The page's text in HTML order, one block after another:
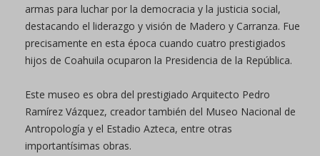
armas para luchar por la democracia y la justicia social,
destacando el liderazgo y visión de Madero y Carranza. Fue
precisamente en esta época cuando cuatro prestigiados
hijos de Coahuila ocuparon la Presidencia de la República.
Este museo es obra del prestigiado Arquitecto Pedro
Ramírez Vázquez, creador también del Museo Nacional de
Antropología y el Estadio Azteca, entre otras
importantísimas obras.